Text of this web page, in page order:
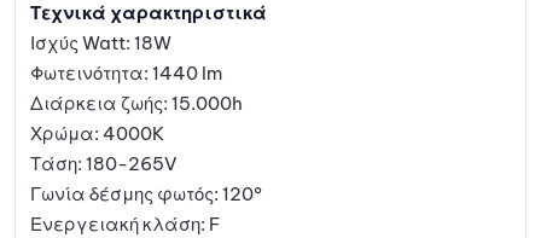
Τεχνικά χαρακτηριστικά
Ισχύς Watt: 18W
Φωτεινότητα: 1440 lm
Διάρκεια ζωής: 15.000h
Χρώμα: 4000K
Τάση: 180-265V
Γωνία δέσμης φωτός: 120°
Ενεργειακή κλάση: F